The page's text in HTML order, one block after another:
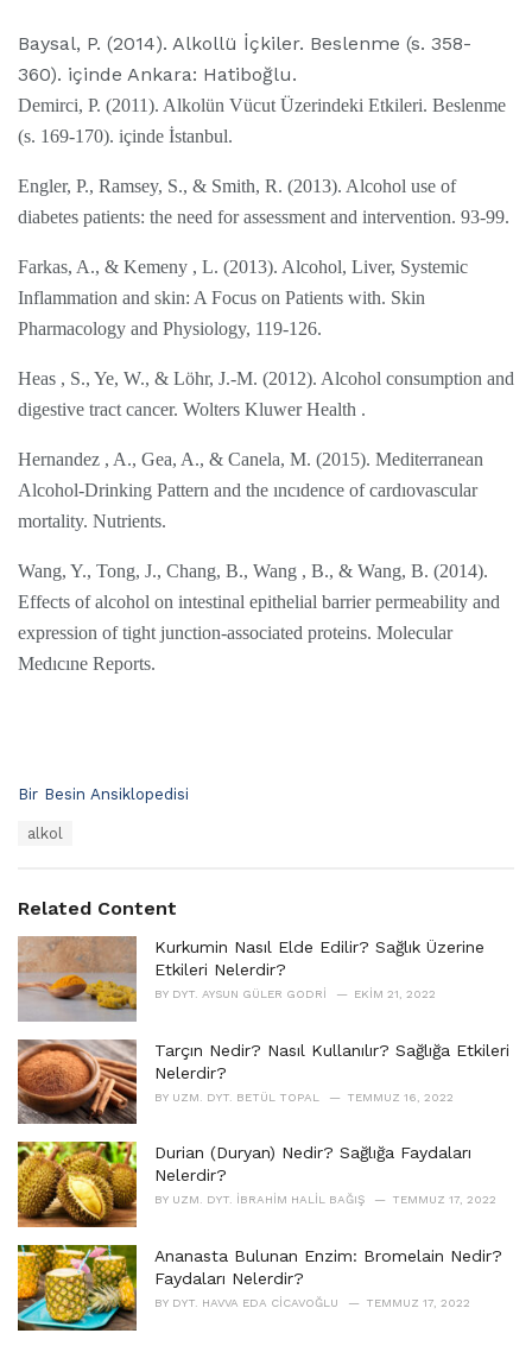
Baysal, P. (2014). Alkollü İçkiler. Beslenme (s. 358-
360). içinde Ankara: Hatiboğlu.
Demirci, P. (2011). Alkolün Vücut Üzerindeki Etkileri. Beslenme
(s. 169-170). içinde İstanbul.
Engler, P., Ramsey, S., & Smith, R. (2013). Alcohol use of
diabetes patients: the need for assessment and intervention. 93-99.
Farkas, A., & Kemeny , L. (2013). Alcohol, Liver, Systemic
Inflammation and skin: A Focus on Patients with. Skin
Pharmacology and Physiology, 119-126.
Heas , S., Ye, W., & Löhr, J.-M. (2012). Alcohol consumption and
digestive tract cancer. Wolters Kluwer Health .
Hernandez , A., Gea, A., & Canela, M. (2015). Mediterranean
Alcohol-Drinking Pattern and the ıncıdence of cardıovascular
mortality. Nutrients.
Wang, Y., Tong, J., Chang, B., Wang , B., & Wang, B. (2014).
Effects of alcohol on intestinal epithelial barrier permeability and
expression of tight junction‑associated proteins. Molecular
Medıcıne Reports.
C
o
r
i
e
s
Bir Besin Ansiklopedisi
:
alkol
Related Content
Kurkumin Nasıl Elde Edilir? Sağlık Üzerine
Etkileri Nelerdir?
BY DYT. AYSUN GÜLER GODRI EKIM 21, 2022
Tarçın Nedir? Nasıl Kullanılır? Sağlığa Etkileri
Nelerdir?
BY UZM. DYT. BETÜL TOPAL TEMMUZ 16, 2022
Durian (Duryan) Nedir? Sağlığa Faydaları
Nelerdir?
BY UZM. DYT. İBRAHIM HALIL BAĞIŞ TEMMUZ 17, 2022
Ananasta Bulunan Enzim: Bromelain Nedir?
Faydaları Nelerdir?
BY DYT. HAVVA EDA CICAVOĞLU TEMMUZ 17, 2022